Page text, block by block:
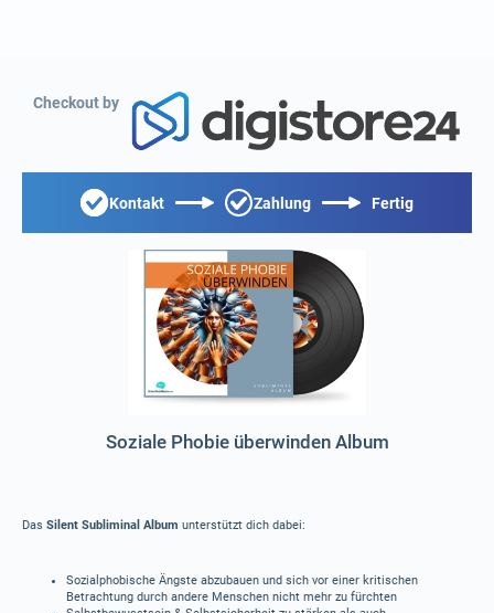
Checkout by
Kontakt Zahlung Fertig
Soziale Phobie überwinden Album
Das Silent Subliminal Album unterstützt dich dabei:
Sozialphobische Ängste abzubauen und sich vor einer kritischen
Betrachtung durch andere Menschen nicht mehr zu fürchten